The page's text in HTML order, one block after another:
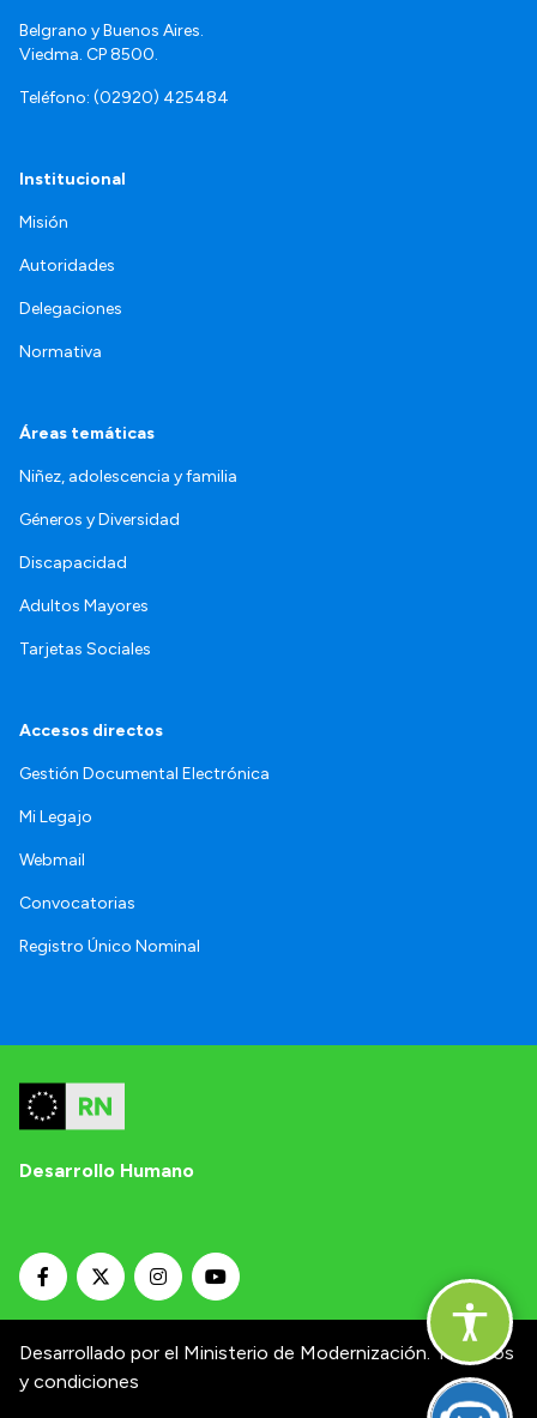
Belgrano y Buenos Aires.
Viedma. CP 8500.
Teléfono: (02920) 425484
Institucional
Misión
Autoridades
Delegaciones
Normativa
Áreas temáticas
Niñez, adolescencia y familia
Géneros y Diversidad
Discapacidad
Adultos Mayores
Tarjetas Sociales
Accesos directos
Gestión Documental Electrónica
Mi Legajo
Webmail
Convocatorias
Registro Único Nominal
Desarrollo Humano
Desarrollado por el Ministerio de Modernización. Términos
y condiciones